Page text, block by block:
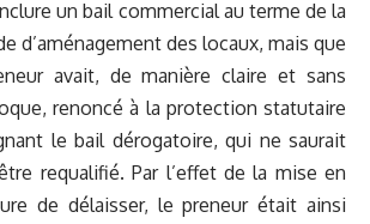
un bail commercial au terme de la
d’aménagement des locaux, mais que
avait, de manière claire et sans
renoncé à la protection statutaire
le bail dérogatoire, qui ne saurait
requalifié. Par l’effet de la mise en
de délaisser, le preneur était ainsi